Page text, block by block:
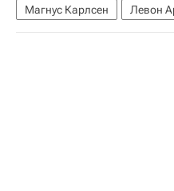
Магнус Карлсен
Левон
Александр Грищук